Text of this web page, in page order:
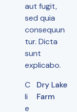
aut fugit,
sed quia
consequun
tur. Dicta
sunt
explicabo.
C
li
e
Dry Lake
Farm